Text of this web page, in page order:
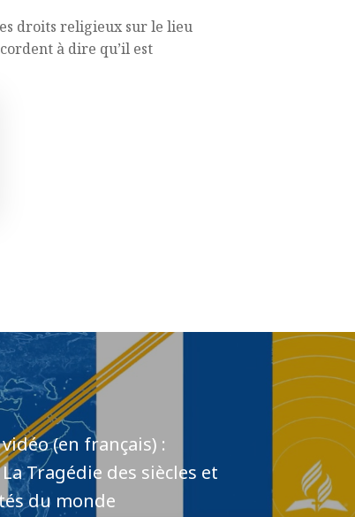
droits religieux sur le lieu
à dire qu’il est
(en français) :
Tragédie des siècles et
du monde